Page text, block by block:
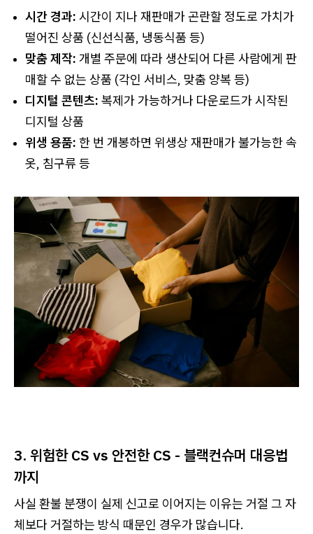
시간 경과: 시간이 지나 재판매가 곤란할 정도로 가치가
떨어진 상품 (신선식품, 냉동식품 등)
맞춤 제작: 개별 주문에 따라 생산되어 다른 사람에게 판
매할 수 없는 상품 (각인 서비스, 맞춤 양복 등)
디지털 콘텐츠: 복제가 가능하거나 다운로드가 시작된
디지털 상품
위생 용품: 한 번 개봉하면 위생상 재판매가 불가능한 속
옷, 침구류 등
3. 위험한 CS vs 안전한 CS - 블랙컨슈머 대응법
까지
사실 환불 분쟁이 실제 신고로 이어지는 이유는 거절 그 자
체보다 거절하는 방식 때문인 경우가 많습니다.